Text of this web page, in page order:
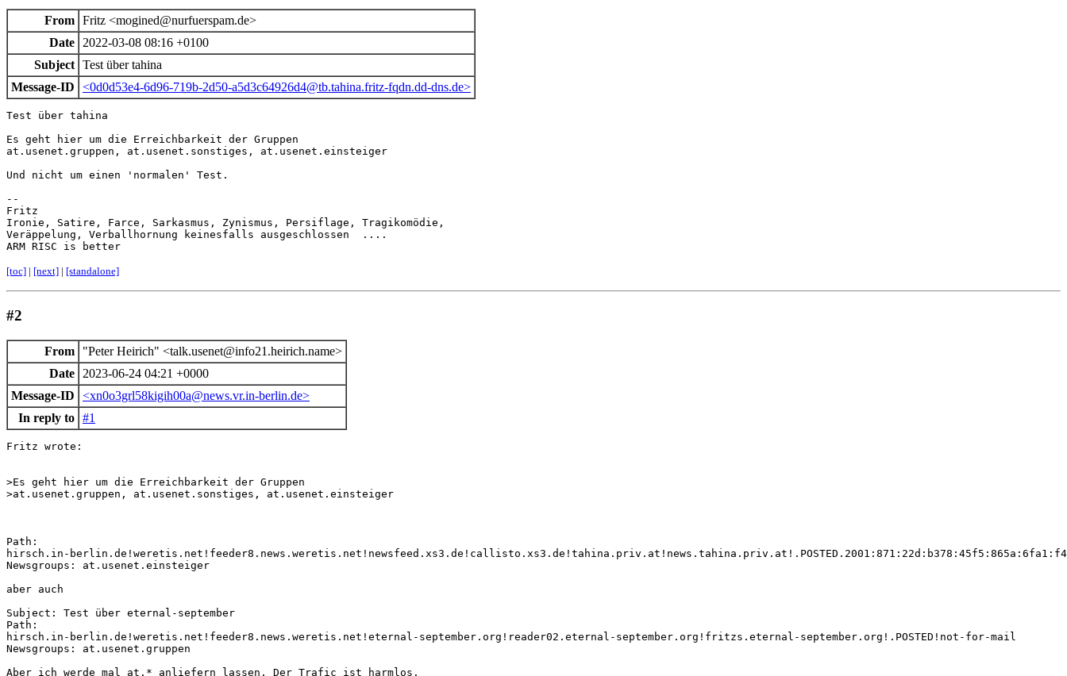
From Fritz <mogined@nurfuerspam.de>
Date
2022-03-08 08:16 +0100
Subject Test über tahina
Message-ID
<0d0d53e4-6d96-719b-2d50-a5d3c64926d4@tb.tahina.fritz-fqdn.dd-dns.de>
Test über tahina
Es geht hier um die Erreichbarkeit der Gruppen
at.usenet.gruppen, at.usenet.sonstiges, at.usenet.einsteiger
Und nicht um einen 'normalen' Test.
--
Fritz
Ironie, Satire, Farce, Sarkasmus, Zynismus, Persiflage, Tragikomödie,
Veräppelung, Verballhornung keinesfalls ausgeschlossen  ....
ARM RISC is better
[toc] | [next] | [standalone]
#2
From
"Peter Heirich" <talk.usenet@info21.heirich.name>
Date
2023-06-24 04:21 +0000
Message-ID
<xn0o3grl58kigih00a@news.vr.in-berlin.de>
In reply to #1
Fritz wrote:
>Es geht hier um die Erreichbarkeit der Gruppen
>at.usenet.gruppen, at.usenet.sonstiges, at.usenet.einsteiger
Path:
hirsch.in-
Newsgroups: at.usenet.einsteiger
aber auch
Subject: Test über eternal-september
Path:
hirsch.in-berlin.de!weretis.net!feeder8.news.weretis.net!eternal-september.org!reader02.eternal-september.org!fritzs.eternal-september.org!.POSTED!not-for-mail
Newsgroups: at.usenet.gruppen
Aber ich werde mal at.* anliefern lassen. Der Trafic ist harmlos.